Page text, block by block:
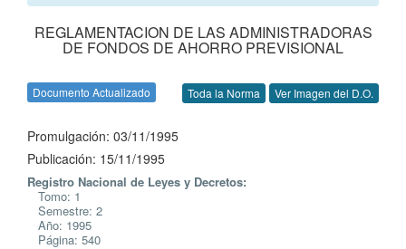
REGLAMENTACION DE LAS ADMINISTRADORAS
DE FONDOS DE AHORRO PREVISIONAL
Documento Actualizado Toda la Norma Ver Imagen del D.O.
Promulgación: 03/11/1995
Publicación: 15/11/1995
Registro Nacional de Leyes y Decretos:
Tomo: 1
Semestre: 2
Año: 1995
Página: 540